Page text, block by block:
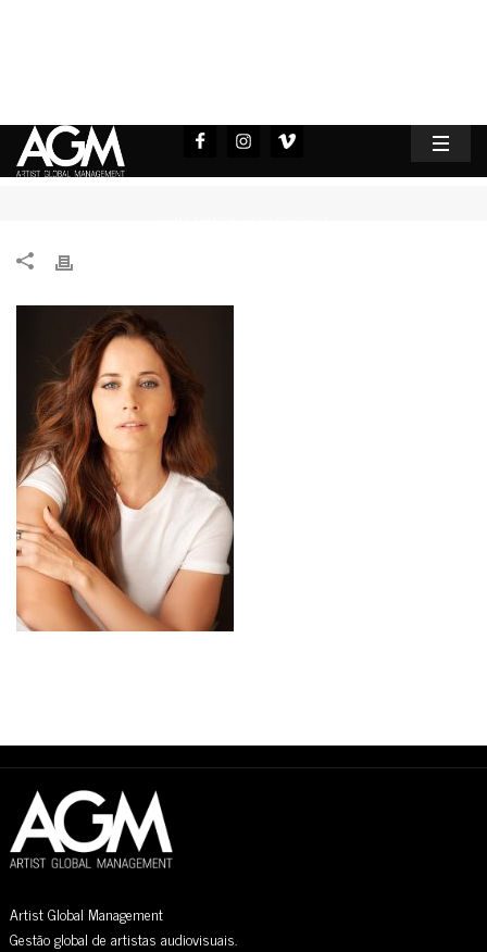
Artist Global Management
Gestão global de artistas audiovisuais.